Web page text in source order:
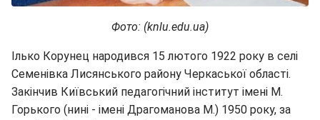
Фото: (knlu.edu.ua)
Ілько Корунец народився 15 лютого 1922 року в селі
Семенівка Лисянського району Черкаської області.
Закінчив Київський педагогічний інститут імені М.
Горького (нині - імені Драгоманова М.) 1950 року, за